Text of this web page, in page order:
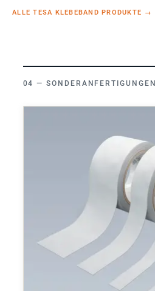
ALLE TESA KLEBEBAND PRODUKTE →
SONDERANFERTIGUNGEN